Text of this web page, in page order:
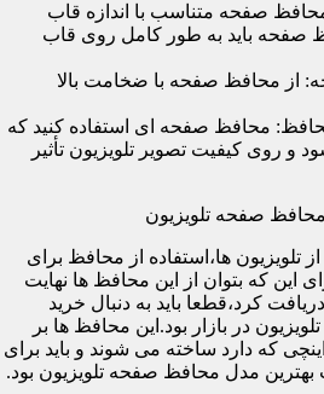
محافظ صفحه متناسب با اندازه قاب
صفحه باید به طور کامل روی قاب
محافظ صفحه با ضخامت بالا
محافظ صفحه ای استفاده کنید که
و روی کیفیت تصویر تلویزیون تأثیر
صفحه تلویزیون
ها،استفاده از محافظ برای
این که بتوان از این محافظ ها نهایت
کرد،قطعا باید به دنبال خرید
در بازار بود.این محافظ ها بر
که دارد ساخته می شوند و باید برای
بهترین مدل محافظ صفحه تلویزیون بود.